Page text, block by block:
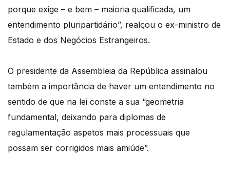
porque exige – e bem – maioria qualificada, um
entendimento pluripartidário”, realçou o ex-ministro de
Estado e dos Negócios Estrangeiros.
O presidente da Assembleia da República assinalou
também a importância de haver um entendimento no
sentido de que na lei conste a sua “geometria
fundamental, deixando para diplomas de
regulamentação aspetos mais processuais que
possam ser corrigidos mais amiúde”.